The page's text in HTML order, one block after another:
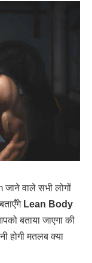
वाले सभी लोगों
Lean Body
बताया जाएगा की
होगी मतलब क्या